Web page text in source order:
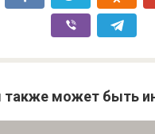
также может быть